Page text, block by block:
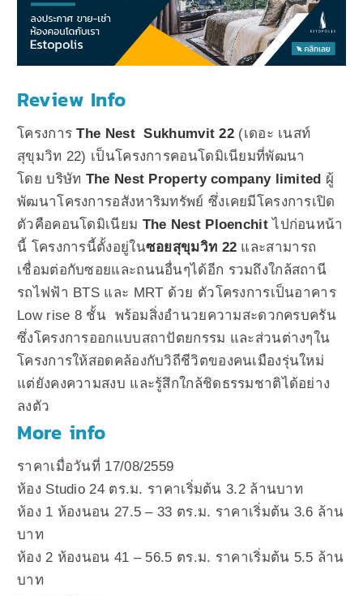
Review Info
โครงการThe Nest Sukhumvit 22 (เดอะ เนสท์
สุขุมวิท 22) เป็นโครงการคอนโดมิเนียมที่พัฒนา
โดย บริษัท The Nest Property company limited ผู้
พัฒนาโครงการอสังหาริมทรัพย์ ซึ่งเคยมีโครงการเปิด
ตัวคือคอนโดมิเนียม The Nest Ploenchitไปก่อนหน้า
นี้ โครงการนี้ตั้งอยู่ในซอยสุขุมวิท 22 และสามารถ
เชื่อมต่อกับซอยและถนนอื่นๆได้อีก รวมถึงใกล้สถานี
รถไฟฟ้า BTS และ MRT ด้วย ตัวโครงการเป็นอาคาร
Low rise 8 ชั้น พร้อมสิ่งอำนวยความสะดวกครบครัน
ซึ่งโครงการออกแบบสถาปัตยกรรม และส่วนต่างๆใน
โครงการให้สอดคล้องกับวิถีชีวิตของคนเมืองรุ่นใหม่
แต่ยังคงความสงบ และรู้สึกใกล้ชิดธรรมชาติได้อย่าง
ลงตัว
More info
ราคาเมื่อวันที่ 17/08/2559
ห้อง Studio 24 ตร.ม. ราคาเริ่มต้น 3.2 ล้านบาท
ห้อง 1 ห้องนอน 27.5 – 33 ตร.ม. ราคาเริ่มต้น 3.6 ล้าน
บาท
ห้อง 2 ห้องนอน 41 – 56.5 ตร.ม. ราคาเริ่มต้น 5.5 ล้าน
บาท